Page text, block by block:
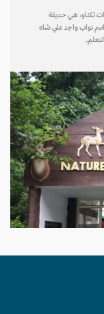
هي حديقة
نواب واجد علي شاه